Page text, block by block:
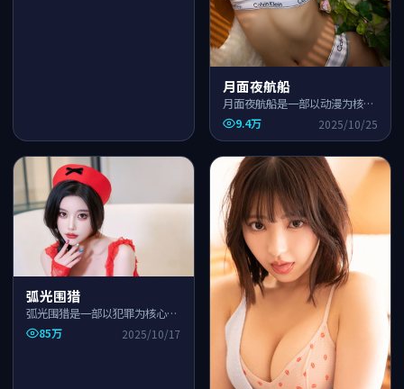
月面夜航船
月面夜航船是一部以动漫为核心
的国产高清影视作品，围绕危
机、反转与人物成长展开，整体
节奏紧凑，适合一口气追完。
9.4万 2025/10/25
弧光围猎
弧光围猎是一部以犯罪为核心的
国产高清影视作品，围绕危机、
85万 2025/10/17